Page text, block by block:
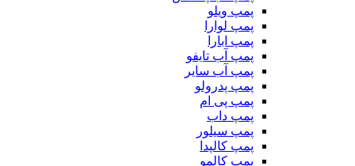
پمپ ویلو
پمپ لوارا
پمپ ابارا
پمپ آب تایفو
پمپ آب سایر
پمپ پدرولو
پمپ پی ام
پمپ داب
پمپ سیلور
پمپ کالپدا
پمپ کالمو